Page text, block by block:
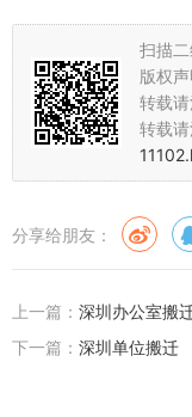
扫描二
版权
转载请
转载
分享给朋友：
上一篇： 深圳办公室搬
下一篇： 深圳单位搬迁